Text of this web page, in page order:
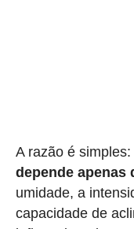
A razão é simples:
depende apenas
umidade, a
capacidade de